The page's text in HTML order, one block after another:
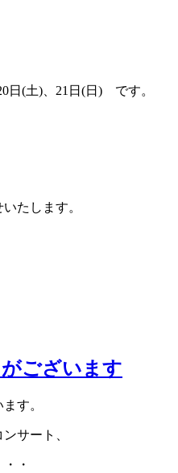
日(土)、21日(日) です。
たします。
ございます
す。
サート、
・